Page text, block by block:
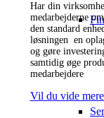
Har din
medarbejderne
den standard
løsningen en
og gøre
samtidig øge
medarbejdere
Vil du vide